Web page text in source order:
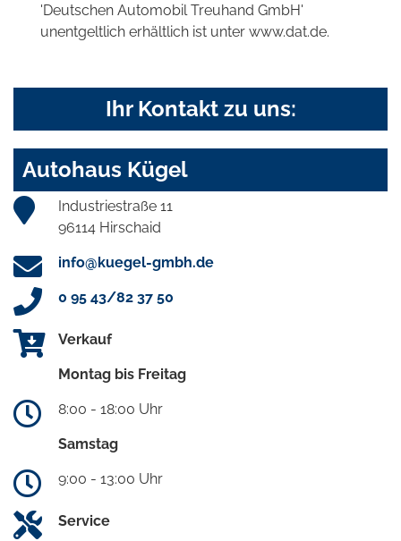
'Deutschen Automobil Treuhand GmbH'
unentgeltlich erhältlich ist unter www.dat.de.
Ihr Kontakt zu uns:
Autohaus Kügel
Industriestraße 11
96114 Hirschaid
info@kuegel-gmbh.de
0 95 43/82 37 50
Verkauf
Montag bis Freitag
8:00 - 18:00 Uhr
Samstag
9:00 - 13:00 Uhr
Service